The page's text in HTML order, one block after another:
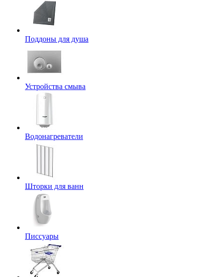
Поддоны для душа
Устройства смыва
Водонагреватели
Шторки для ванн
Писсуары